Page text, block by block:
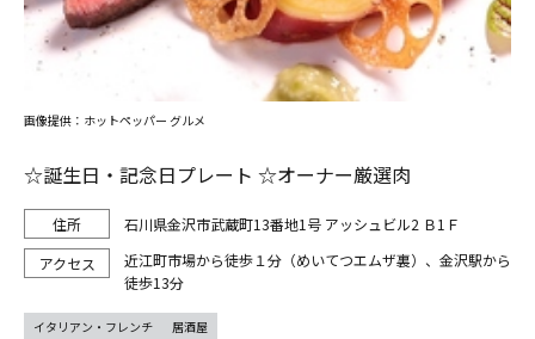
☆誕生日・記念日プレート ☆オーナー厳選肉
石川県金沢市武蔵町13番地1号 アッシュビル2 Ｂ1Ｆ
近江町市場から徒歩１分（めいてつエムザ裏）、金沢駅から
徒歩13分
画像提供：ホットペッパー グルメ
イタリアン・フレンチ 居酒屋